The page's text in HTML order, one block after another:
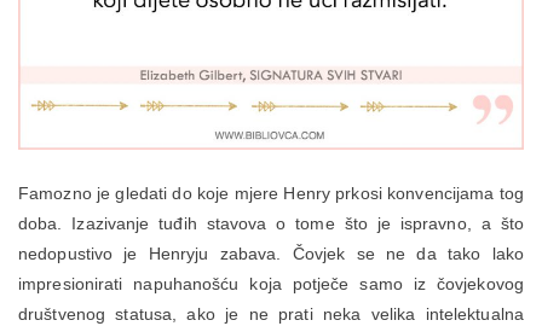
Famozno je gledati do koje mjere Henry prkosi konvencijama tog
doba. Izazivanje tuđih stavova o tome što je ispravno, a što
nedopustivo je Henryju zabava. Čovjek se ne da tako lako
impresionirati napuhanošću koja potječe samo iz čovjekovog
društvenog statusa, ako je ne prati neka velika intelektualna